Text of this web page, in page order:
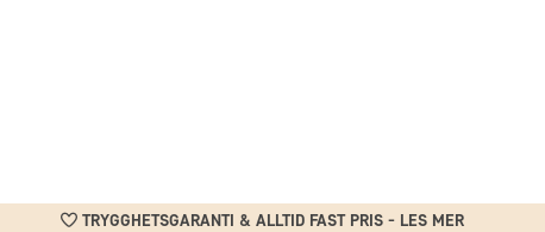
TRYGGHETSGARANTI & ALLTID FAST PRIS - LES MER